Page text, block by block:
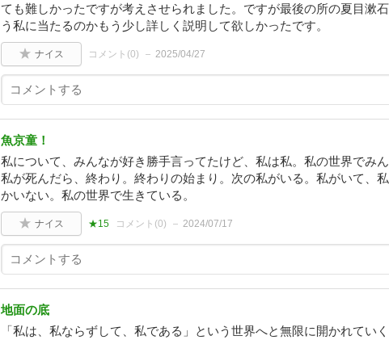
ても難しかったですが考えさせられました。ですが最後の所の夏目漱
う私に当たるのかもう少し詳しく説明して欲しかったです。
ナイス コメント(0) 2025/04/27
魚京童！
私について、みんなが好き勝手言ってたけど、私は私。私の世界でみん
私が死んだら、終わり。終わりの始まり。次の私がいる。私がいて、
かいない。私の世界で生きている。
ナイス ★15 コメント(0) 2024/07/17
地面の底
「私は、私ならずして、私である」という世界へと無限に開かれてい